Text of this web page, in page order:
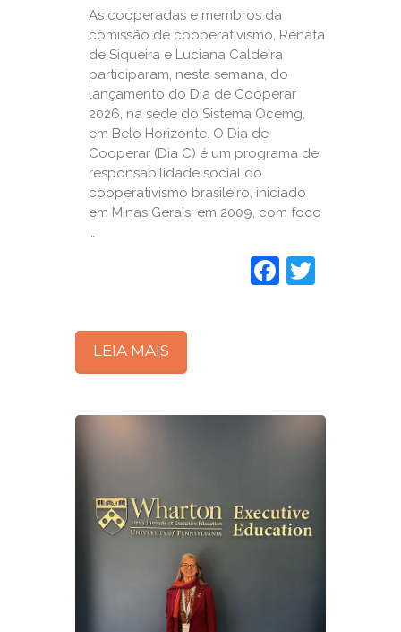
As cooperadas e membros da
comissão de cooperativismo, Renata
de Siqueira e Luciana Caldeira
participaram, nesta semana, do
lançamento do Dia de Cooperar
2026, na sede do Sistema Ocemg,
em Belo Horizonte. O Dia de
Cooperar (Dia C) é um programa de
responsabilidade social do
cooperativismo brasileiro, iniciado
em Minas Gerais, em 2009, com foco
…
LEIA MAIS